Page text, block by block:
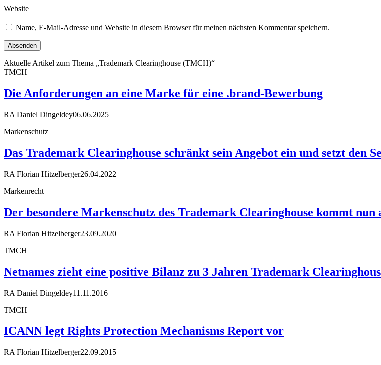
Website
Name, E-Mail-Adresse und Website in diesem Browser für meinen nächsten Kommentar speichern.
Aktuelle Artikel zum Thema „Trademark Clearinghouse (TMCH)“
TMCH
Die Anforderungen an eine Marke für eine .brand-Bewerbung
RA Daniel Dingeldey06.06.2025
Markenschutz
Das Trademark Clearinghouse schränkt sein Angebot ein und setzt den
RA Florian Hitzelberger26.04.2022
Markenrecht
Der besondere Markenschutz des Trademark Clearinghouse kommt
RA Florian Hitzelberger23.09.2020
TMCH
Netnames zieht eine positive Bilanz zu 3 Jahren Trademark
RA Daniel Dingeldey11.11.2016
TMCH
ICANN legt Rights Protection Mechanisms Report vor
RA Florian Hitzelberger22.09.2015